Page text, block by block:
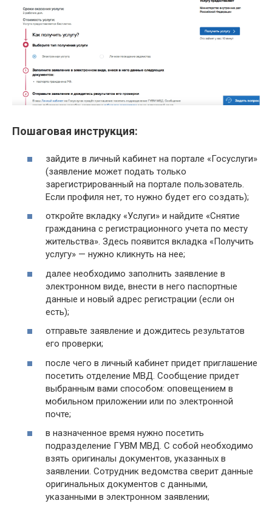
Пошаговая инструкция:
зайдите в личный кабинет на портале «Госуслуги»
(заявление может подать только
зарегистрированный на портале пользователь.
Если профиля нет, то нужно будет его создать);
откройте вкладку «Услуги» и найдите «Снятие
гражданина с регистрационного учета по месту
жительства». Здесь появится вкладка «Получить
услугу» — нужно кликнуть на нее;
далее необходимо заполнить заявление в
электронном виде, внести в него паспортные
данные и новый адрес регистрации (если он
есть);
отправьте заявление и дождитесь результатов
его проверки;
после чего в личный кабинет придет приглашение
посетить отделение МВД. Сообщение придет
выбранным вами способом: оповещением в
мобильном приложении или по электронной
почте;
в назначенное время нужно посетить
подразделение ГУВМ МВД. С собой необходимо
взять оригиналы документов, указанных в
заявлении. Сотрудник ведомства сверит данные
оригинальных документов с данными,
указанными в электронном заявлении;